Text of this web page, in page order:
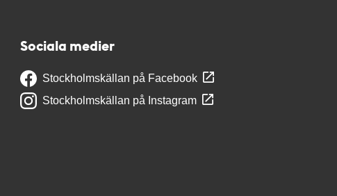
Sociala medier
Stockholmskällan på Facebook
Stockholmskällan på Instagram